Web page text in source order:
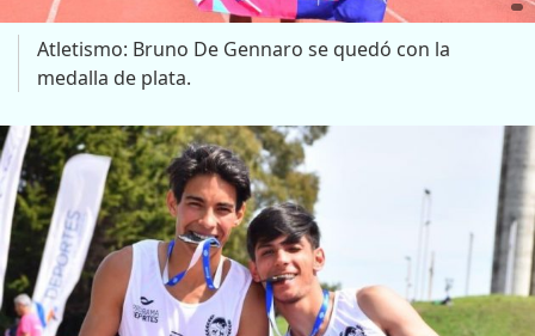
Atletismo: Bruno De Gennaro se quedó con la
medalla de plata.